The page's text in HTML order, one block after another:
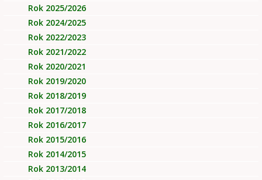
Rok 2025/2026
Rok 2024/2025
Rok 2022/2023
Rok 2021/2022
Rok 2020/2021
Rok 2019/2020
Rok 2018/2019
Rok 2017/2018
Rok 2016/2017
Rok 2015/2016
Rok 2014/2015
Rok 2013/2014